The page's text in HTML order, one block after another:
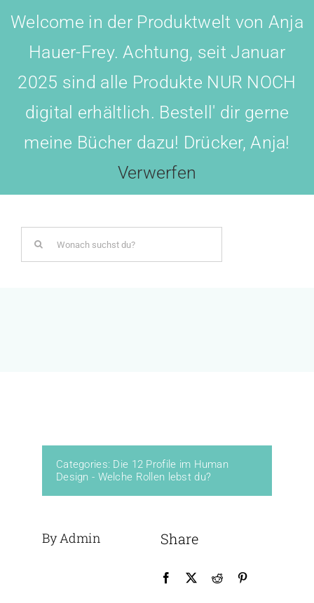
Welcome in der Produktwelt von Anja
Hauer-Frey. Achtung, seit Januar
2025 sind alle Produkte NUR NOCH
digital erhältlich. Bestell' dir gerne
meine Bücher dazu! Drücker, Anja!
Verwerfen
content
Search
for:
BOTSCHAFTER WERDEN!
Categories: Die 12 Profile im Human
Design - Welche Rollen lebst du?
By Admin Share